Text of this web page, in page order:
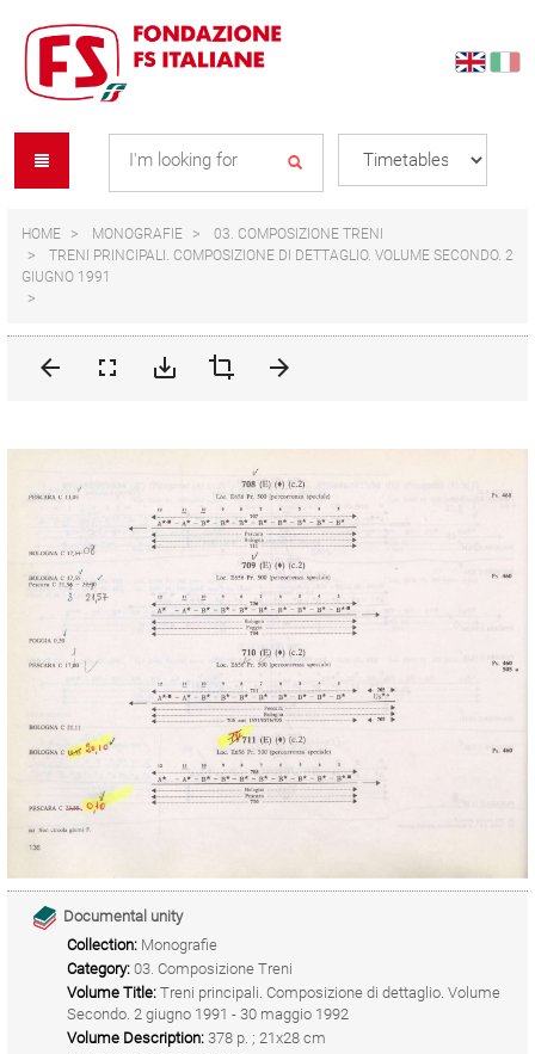
content
navigation
menu
HOME MONOGRAFIE
03. COMPOSIZIONE TRENI
TRENI PRINCIPALI. COMPOSIZIONE DI DETTAGLIO. VOLUME SECONDO. 2
GIUGNO 1991
Documental unity
Collection: Monografie
Category: 03. Composizione Treni
Volume Title: Treni principali. Composizione di dettaglio. Volume
Secondo. 2 giugno 1991 - 30 maggio 1992
Volume Description: 378 p. ; 21x28 cm